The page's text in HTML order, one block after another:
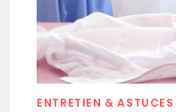
ENTRETIEN & ASTUCES